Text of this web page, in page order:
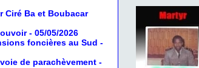
Ciré Ba et Boubacar
- 05/05/2026
foncières au Sud -
de parachèvement -